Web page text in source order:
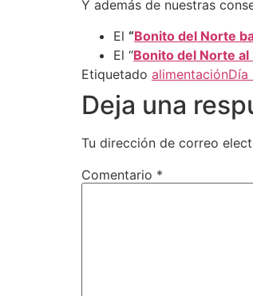
Y además de nuestras
El “Bonito del Norte
El “Bonito del Norte al
Etiquetado alimentaciónDía
Deja una
Tu dirección de correo
Comentario *